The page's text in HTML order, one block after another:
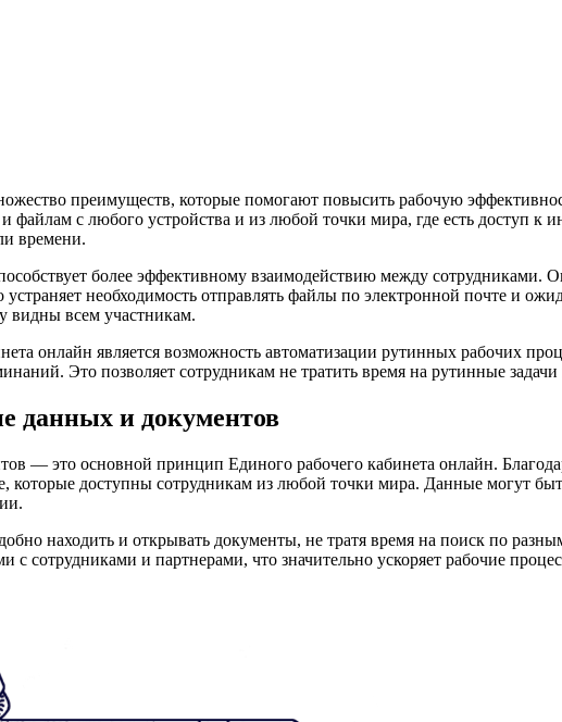
преимуществ, которые помогают повысить рабочую
с любого устройства и из любой точки мира, где есть доступ к
времени.
более эффективному взаимодействию между сотрудниками.
необходимость отправлять файлы по электронной почте и
видны всем участникам.
онлайн является возможность автоматизации рутинных рабочих
Это позволяет сотрудникам не тратить время на рутинные
данных и документов
— это основной принцип Единого рабочего кабинета онлайн.
которые доступны сотрудникам из любой точки мира. Данные могут
находить и открывать документы, не тратя время на поиск по
с сотрудниками и партнерами, что значительно ускоряет рабочие